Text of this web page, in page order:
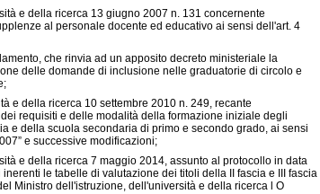
e della ricerca 13 giugno 2007 n. 131 concernente
al personale docente ed educativo ai sensi dell'art. 4
che rinvia ad un apposito decreto ministeriale la
delle domande di inclusione nelle graduatorie di circolo e
e della ricerca 10 settembre 2010 n. 249, recante
requisiti e delle modalità della formazione iniziale degli
e della scuola secondaria di primo e secondo grado, ai sensi
e successive modificazioni;
e della ricerca 7 maggio 2014, assunto al protocollo in data
le tabelle di valutazione dei titoli della II fascia e III fascia
Ministro dell'istruzione, dell'università e della ricerca l O